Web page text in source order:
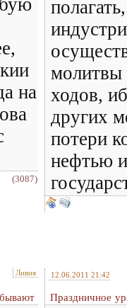
на
(3087)
молитвы
ходов,
других
потери
нефтью
Ливия 12.06.2011 21:42
Праздничное